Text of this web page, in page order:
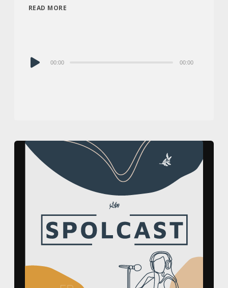
READ MORE
Audio
00:00 00:00